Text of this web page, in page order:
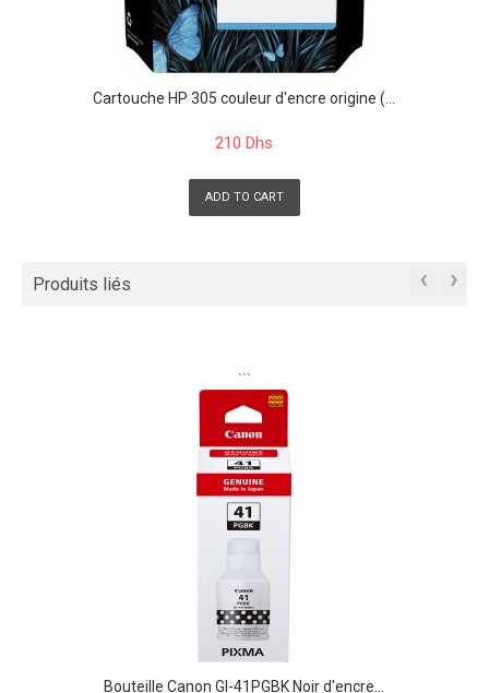
Cartouche HP 305 couleur d'encre origine (...
210 Dhs
ADD TO CART
Produits liés ‹ ›
```
Bouteille Canon GI-41PGBK Noir d'encre...